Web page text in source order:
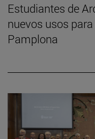
Estudiantes de
nuevos usos
Pamplona